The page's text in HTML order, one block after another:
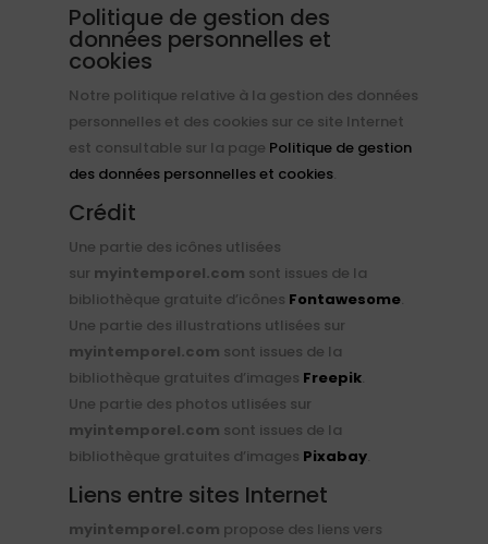
Politique de gestion des
données personnelles et
cookies
Notre politique relative à la gestion des données
personnelles et des cookies sur ce site Internet
est consultable sur la page Politique de gestion
des données personnelles et cookies.
Crédit
Une partie des icônes utlisées
sur myintemporel.com sont issues de la
bibliothèque gratuite d’icônes Fontawesome.
Une partie des illustrations utlisées sur
myintemporel.com sont issues de la
bibliothèque gratuites d’images Freepik.
Une partie des photos utlisées sur
myintemporel.com sont issues de la
bibliothèque gratuites d’images Pixabay.
Liens entre sites Internet
myintemporel.com propose des liens vers